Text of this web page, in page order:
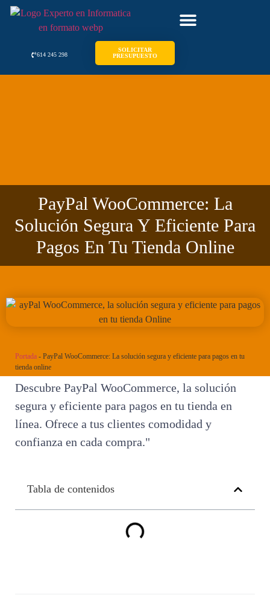
614 245 298
SOLICITAR
PRESUPUESTO
PayPal WooCommerce: La
Solución Segura Y Eficiente Para
Pagos En Tu Tienda Online
Portada - PayPal WooCommerce: La solución segura y eficiente para pagos en tu
tienda online
Descubre PayPal WooCommerce, la solución
segura y eficiente para pagos en tu tienda en
línea. Ofrece a tus clientes comodidad y
confianza en cada compra."
Tabla de contenidos